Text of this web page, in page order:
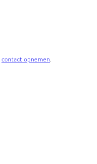
contact opnemen.